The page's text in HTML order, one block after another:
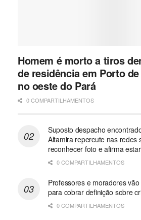
Homem é morto a tiros
de residência em Porto
no oeste do Pará
0 COMPARTILHAMENTOS
Suposto despacho
Altamira repercute nas redes
reconhecer foto e afirma
0 COMPARTILHAMENTOS
Professores e moradores
para cobrar definição sobre
0 COMPARTILHAMENTOS